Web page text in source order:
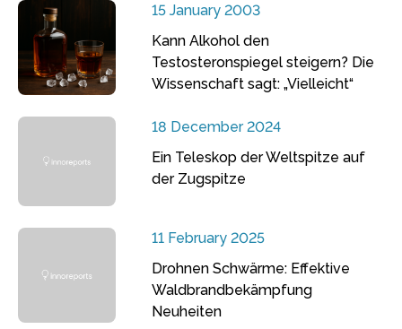
15 January 2003
Kann Alkohol den
Testosteronspiegel steigern? Die
Wissenschaft sagt: „Vielleicht“
18 December 2024
Ein Teleskop der Weltspitze auf
der Zugspitze
11 February 2025
Drohnen Schwärme: Effektive
Waldbrandbekämpfung
Neuheiten